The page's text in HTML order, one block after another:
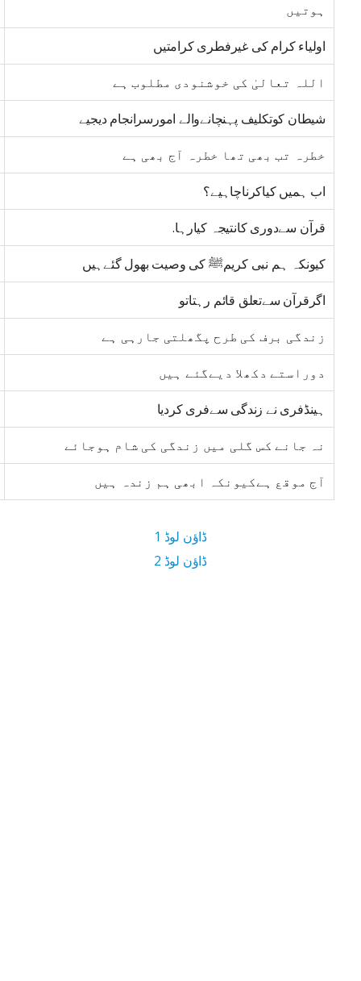
ہوتیں
اولیاء کرام کی غیرفطری کرامتیں
اللہ تعالیٰ کی خوشنودی مطلوب ہے
شیطان کوتکلیف پہنچانےوالے امورسرانجام دیجیے
خطرہ تب بھی تھا خطرہ آج بھی ہے
اب ہمیں کیاکرناچاہیے؟
قرآن سےدوری کانتیجہ کیارہا.
کیونکہ ہم نبی کریمﷺ کی وصیت بھول گئےہیں
اگرقرآن سےتعلق قائم رہتاتو
زندگی برف کی طرح پگھلتی جارہی ہے
دوراستے دکھلا دیےگئے ہیں
ہینڈفری نے زندگی سےفری کردیا
نہ جانے کس گلی میں زندگی کی شام ہوجائے
آج موقع ہےکیونکہ ابھی ہم زندہ ہیں
ڈاؤن لوڈ 1
ڈاؤن لوڈ 2